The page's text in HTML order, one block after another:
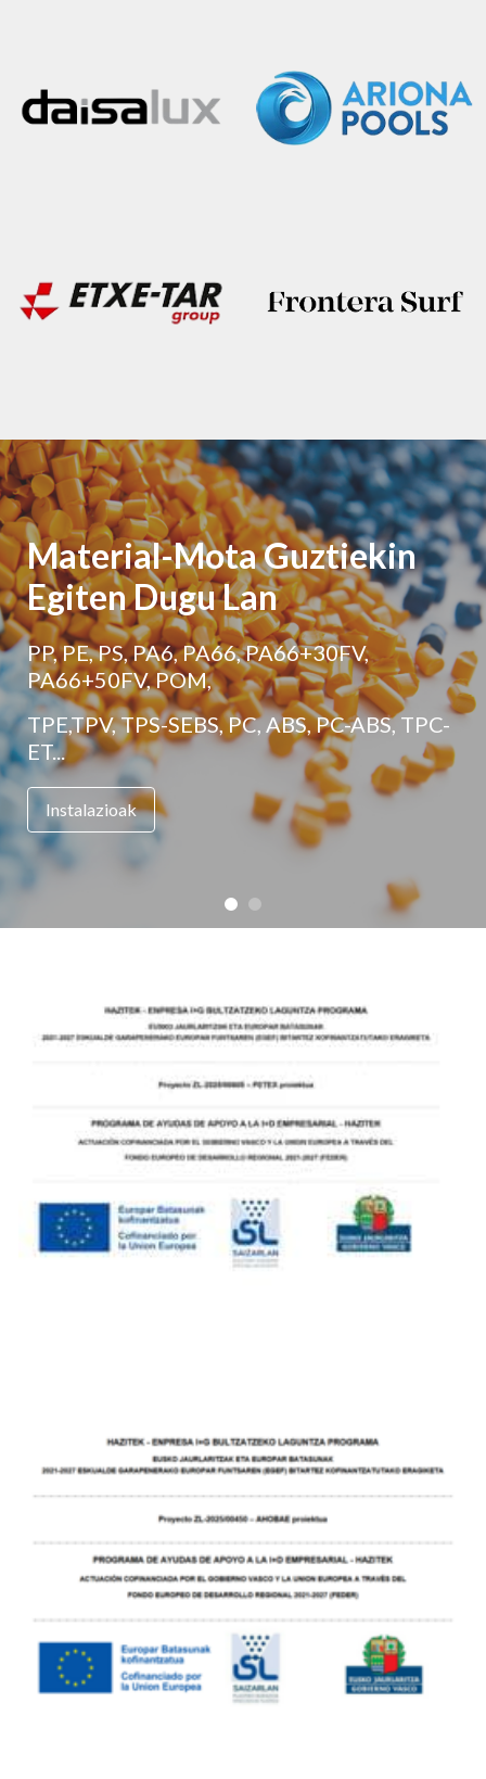
Material-Mota Guztiekin
Egiten Dugu Lan
PP, PE, PS, PA6, PA66, PA66+30FV,
PA66+50FV, POM,
TPE,TPV, TPS-SEBS, PC, ABS, PC-ABS, TPC-
ET...
Instalazioak